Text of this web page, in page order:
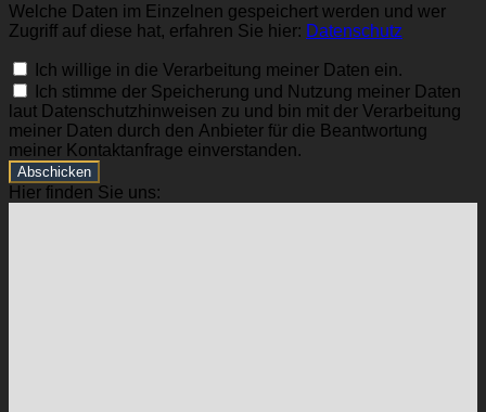
Welche Daten im Einzelnen gespeichert werden und wer
Zugriff auf diese hat, erfahren Sie hier: Datenschutz
Ich willige in die Verarbeitung meiner Daten ein.
Ich stimme der Speicherung und Nutzung meiner Daten
laut Datenschutzhinweisen zu und bin mit der Verarbeitung
meiner Daten durch den Anbieter für die Beantwortung
meiner Kontaktanfrage einverstanden.
Abschicken
Hier finden Sie uns: